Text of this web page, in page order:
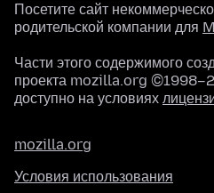
Посетите сайт
родительской компании для
Части этого содержимого
проекта mozilla.org
доступно на условиях
mozilla.org
Условия использования